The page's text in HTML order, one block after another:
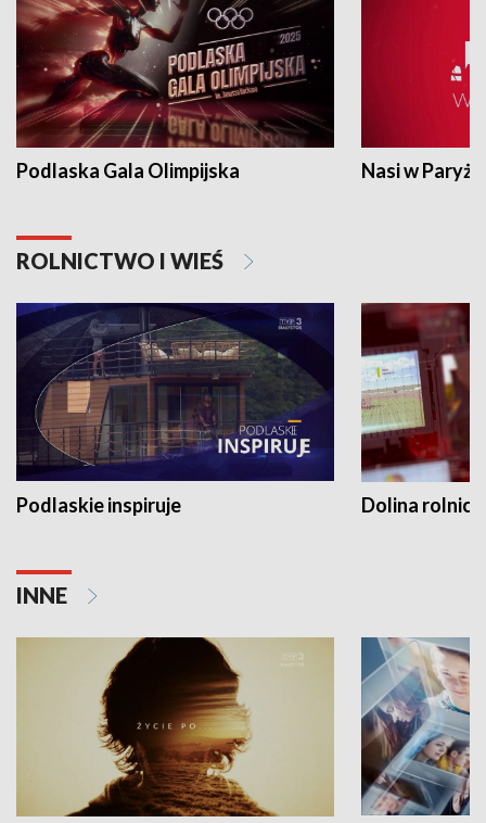
Podlaska Gala Olimpijska Nasi w Paryżu
ROLNICTWO I WIEŚ
Podlaskie inspiruje Dolina
INNE